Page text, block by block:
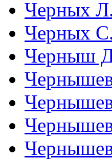
Черных
Черных
Черныш